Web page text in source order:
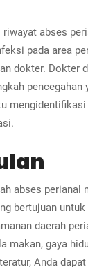
abses
pada area
dokter. Dokter
abses perianal
bertujuan
daerah
makan, gaya
Anda